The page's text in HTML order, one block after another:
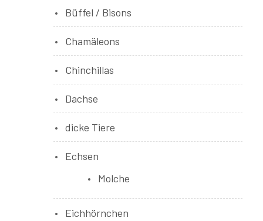
Büffel / Bisons
Chamäleons
Chinchillas
Dachse
dicke Tiere
Echsen
Molche
Eichhörnchen